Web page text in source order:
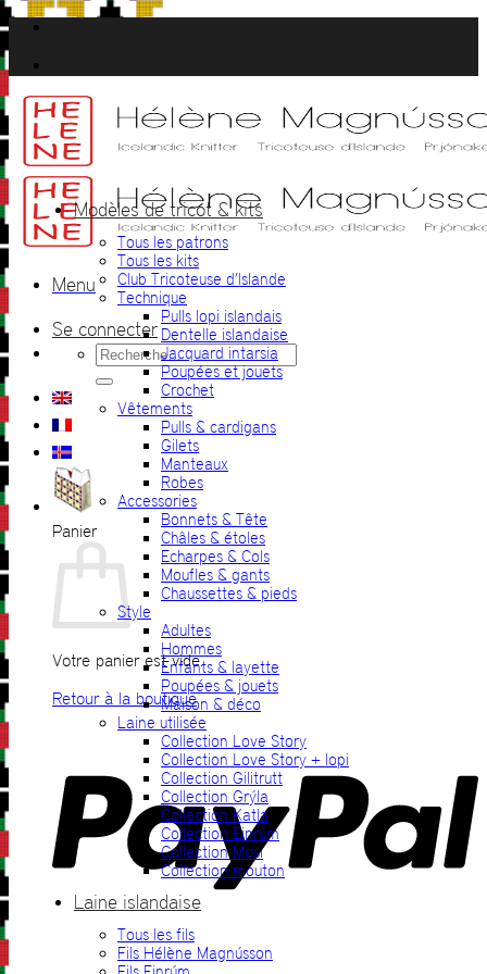
Passer
au
contenu
Menu
Se connecter
Recherche
pour :
Panier
Votre panier est vide.
Retour à la boutique
Modèles de tricot & kits
Tous les patrons
Tous les kits
Club Tricoteuse d’Islande
Technique
Pulls lopi islandais
Dentelle islandaise
Jacquard intarsia
Poupées et jouets
Crochet
Vêtements
Pulls & cardigans
Gilets
Manteaux
Robes
Accessories
Bonnets & Tête
Châles & étoles
Echarpes & Cols
Moufles & gants
Chaussettes & pieds
Style
Adultes
Hommes
Enfants & layette
Poupées & jouets
Maison & déco
Laine utilisée
Collection Love Story
Collection Love Story + lopi
Collection Gilitrutt
Collection Grýla
Collection Katla
Collection Einrúm
Collection Mosi
Collection mouton
Laine islandaise
Tous les fils
Fils Hélène Magnússon